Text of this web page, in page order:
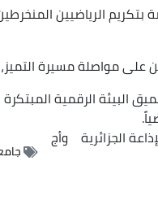
بتكريم الرياضيين
مواصلة مسيرة التميز،
الجزائرية وأج